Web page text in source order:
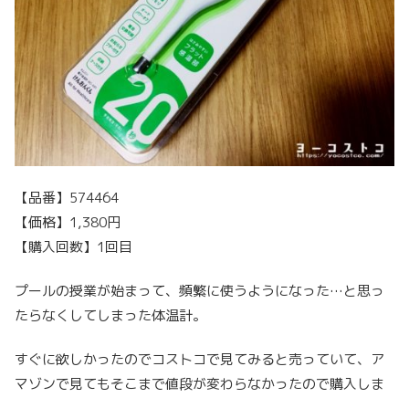
【品番】574464
【価格】1,380円
【購入回数】1回目
プールの授業が始まって、頻繁に使うようになった…と思っ
たらなくしてしまった体温計。
すぐに欲しかったのでコストコで見てみると売っていて、ア
マゾンで見てもそこまで値段が変わらなかったので購入しま